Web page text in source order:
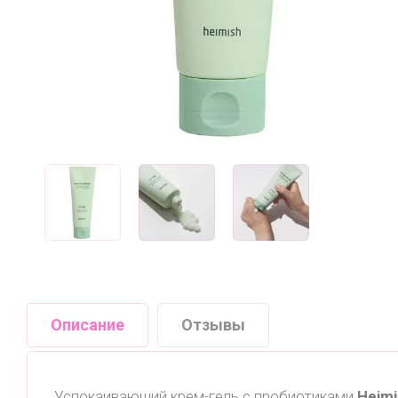
Описание Отзывы